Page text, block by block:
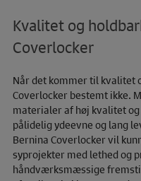
Kvalitet og
Coverlocker
Når det kommer til kvalitet
Coverlocker bestemt ikke.
materialer af høj kvalitet
pålidelig ydeevne og lang
Bernina Coverlocker vil
syprojekter med lethed og
håndværksmæssige